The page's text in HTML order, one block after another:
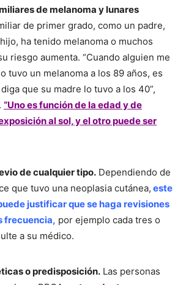
de melanoma y lunares
de primer grado, como un padre,
ha tenido melanoma o muchos
riesgo aumenta. “Cuando alguien me
tuvo un melanoma a los 89 años, es
que su madre lo tuvo a los 40”,
“Uno es función de la edad y de
al sol, y el otro puede ser
de cualquier tipo. Dependiendo de
que tuvo una neoplasia cutánea, este
justificar que se haga revisiones
frecuencia, por ejemplo cada tres o
a su médico.
o predisposición. Las personas